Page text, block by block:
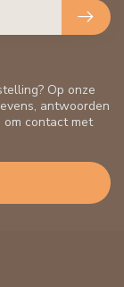
Op onze
antwoorden
contact met